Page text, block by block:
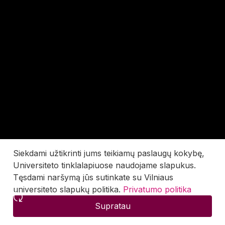
Siekdami užtikrinti jums teikiamų paslaugų kokybę,
Universiteto tinklalapiuose naudojame slapukus.
Tęsdami naršymą jūs sutinkate su Vilniaus
universiteto slapukų politika. Privatumo politika
Supratau